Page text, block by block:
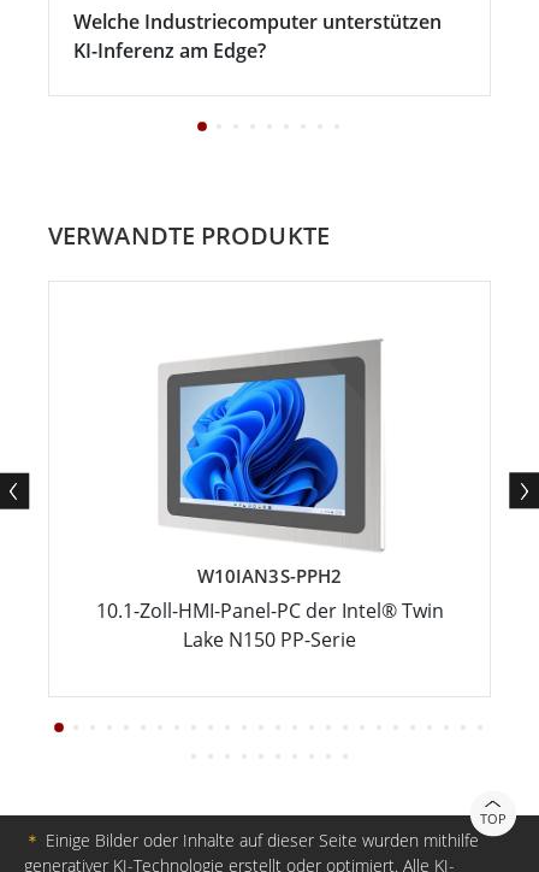
Welche Industriecomputer unterstützen
KI-Inferenz am Edge?
VERWANDTE PRODUKTE
W10IAN3S-PPH2
10.1-Zoll-HMI-Panel-PC der Intel® Twin
Lake N150 PP-Serie
TOP
＊ Einige Bilder oder Inhalte auf dieser Seite wurden mithilfe
generativer KI-Technologie erstellt oder optimiert. Alle KI-